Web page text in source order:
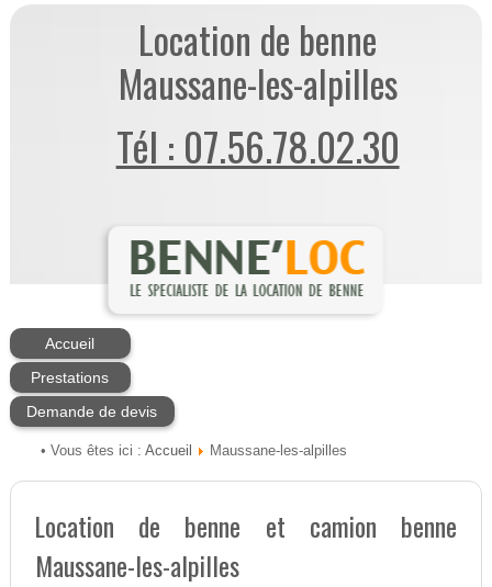
Location de benne
Maussane-les-alpilles
Tél : 07.56.78.02.30
Accueil
Prestations
Demande de devis
• Vous êtes ici : Accueil Maussane-les-alpilles
Location de benne et camion benne
Maussane-les-alpilles